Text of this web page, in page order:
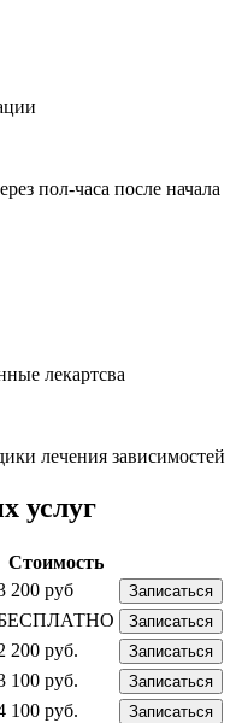
пол-часа после начала
лекартсва
лечения зависимостей
услуг
Стоимость
200 руб Записаться
Записаться
200 руб. Записаться
100 руб. Записаться
100 руб. Записаться